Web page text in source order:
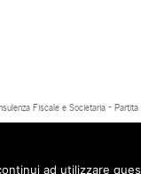
Fiscale e Societaria -
ad utilizzare